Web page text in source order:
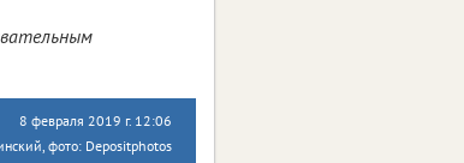
8 февраля 2019 г. 12:06
фото: Depositphotos